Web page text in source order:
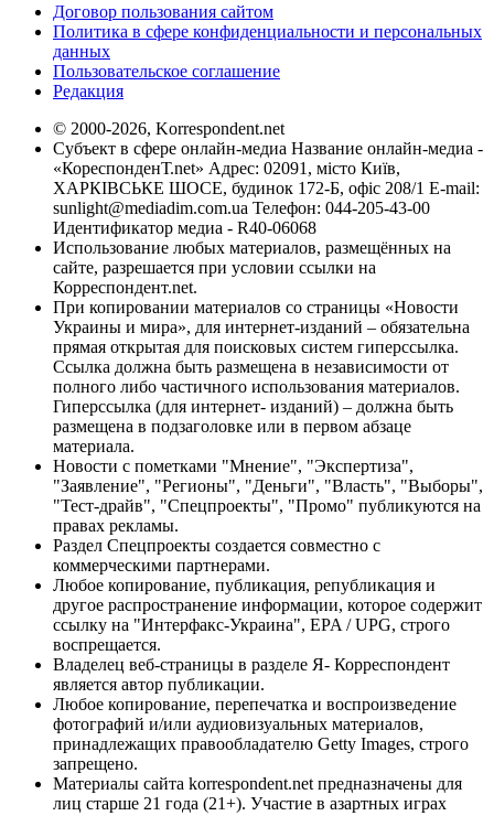
Договор пользования сайтом
Политика в сфере конфиденциальности и персональных
данных
Пользовательское соглашение
Редакция
© 2000-2026, Korrespondent.net
Субъект в сфере онлайн-медиа Название онлайн-медиа -
«КореспонденТ.net» Адрес: 02091, місто Київ,
ХАРКІВСЬКЕ ШОСЕ, будинок 172-Б, офіс 208/1 E-mail:
sunlight@mediadim.com.ua Телефон: 044-205-43-00
Идентификатор медиа - R40-06068
Использование любых материалов, размещённых на
сайте, разрешается при условии ссылки на
Корреспондент.net.
При копировании материалов со страницы «Новости
Украины и мира», для интернет-изданий – обязательна
прямая открытая для поисковых систем гиперссылка.
Ссылка должна быть размещена в независимости от
полного либо частичного использования материалов.
Гиперссылка (для интернет- изданий) – должна быть
размещена в подзаголовке или в первом абзаце
материала.
Новости с пометками "Мнение", "Экспертиза",
"Заявление", "Регионы", "Деньги", "Власть", "Выборы",
"Тест-драйв", "Спецпроекты", "Промо" публикуются на
правах рекламы.
Раздел Спецпроекты создается совместно с
коммерческими партнерами.
Любое копирование, публикация, републикация и
другое распространение информации, которое содержит
ссылку на "Интерфакс-Украина", EPA / UPG, строго
воспрещается.
Владелец веб-страницы в разделе Я- Корреспондент
является автор публикации.
Любое копирование, перепечатка и воспроизведение
фотографий и/или аудиовизуальных материалов,
принадлежащих правообладателю Getty Images, строго
запрещено.
Материалы сайта korrespondent.net предназначены для
лиц старше 21 года (21+). Участие в азартных играх